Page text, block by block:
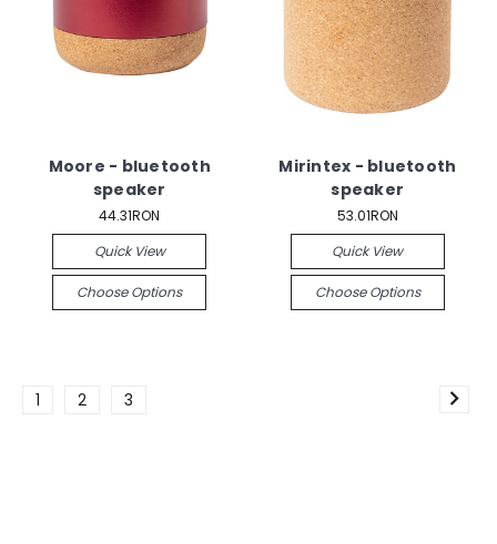
Moore - bluetooth
speaker
44.31RON
Quick View
Choose Options
Mirintex - bluetooth
speaker
53.01RON
Quick View
Choose Options
1 2 3